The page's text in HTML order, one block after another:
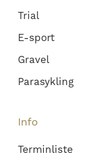
Trial
E-sport
Gravel
Parasykling
Info
Terminliste